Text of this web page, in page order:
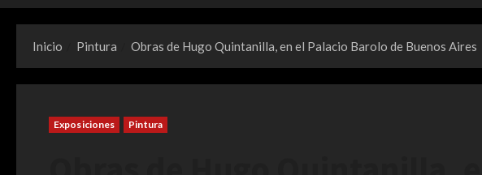
Inicio Pintura Obras de Hugo Quintanilla, en el Palacio Barolo de Buenos Aires
Exposiciones Pintura